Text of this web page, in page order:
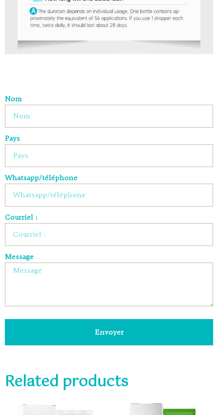
Nom
Pays
Whatsapp/téléphone
Courriel :
Message
Envoyer
Related products